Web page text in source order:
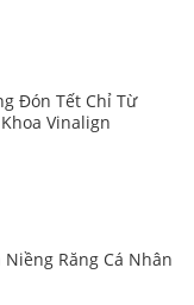
Đón Tết Chỉ Từ
Vinalign
Răng Cá Nhân